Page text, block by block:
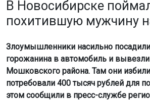
Мошковского района. Там они
потребовали 400 тысяч рублей для
этом сообщили в пресс-службе